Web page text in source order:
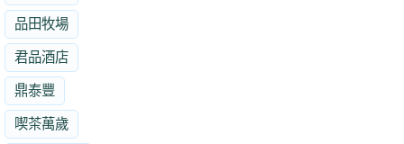
品田牧場
君品酒店
鼎泰豐
喫茶萬歲